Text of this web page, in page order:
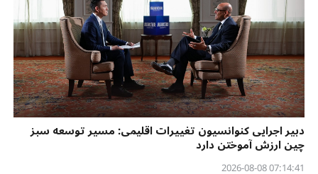
دبیر اجرایی کنوانسیون تغییرات اقلیمی: مسیر توسعه سبز
چین ارزش آموختن دارد
07:14:41 2026-08-08